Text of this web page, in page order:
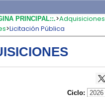
PRINCIPAL::.>Adquisiciones
>Licitación Pública
​​​​​C​iclo: